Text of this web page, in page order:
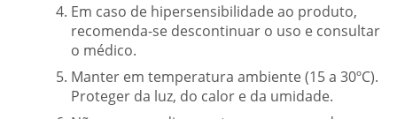
Em caso de hipersensibilidade ao produto,
recomenda-se descontinuar o uso e consultar
o médico.
Manter em temperatura ambiente (15 a 30ºC).
Proteger da luz, do calor e da umidade.